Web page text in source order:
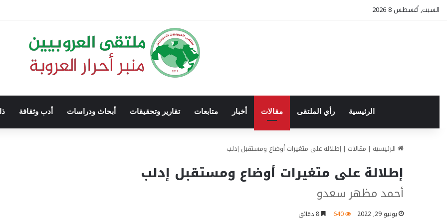
السبت, أغسطس 8 2026
الرئيسية رأي الملتقى مقالات أخبار متابعات تقارير وتحقيقات أبحاث ودراسات أدب وثقافة
الرئيسية | مقالات | إطلالة على متغيرات أوضاع ومستقبل إدلب
إطلالة على متغيرات أوضاع ومستقبل إدلب
أحمد مظهر سعدو
يونيو 29, 2022 640